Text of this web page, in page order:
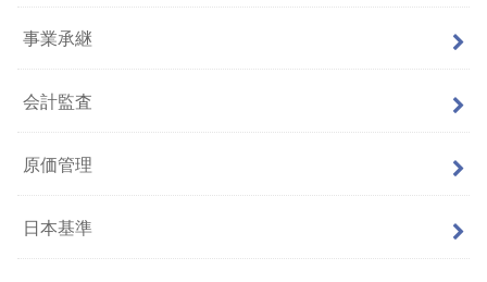
事業承継
会計監査
原価管理
日本基準